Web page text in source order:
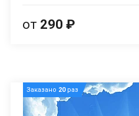
от 290 ₽
Заказано 20раз